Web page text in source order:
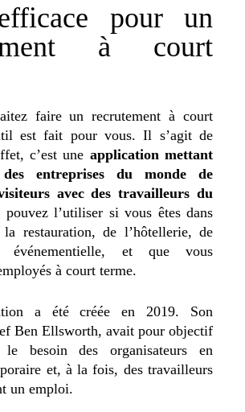
pour un
à court
faire un recrutement à court
est fait pour vous. Il s’agit de
c’est une application mettant
entreprises du monde de
avec des travailleurs du
pouvez l’utiliser si vous êtes dans
restauration, de l’hôtellerie, de
événementielle, et que vous
à court terme.
a été créée en 2019. Son
Ben Ellsworth, avait pour objectif
besoin des organisateurs en
et, à la fois, des travailleurs
un emploi.